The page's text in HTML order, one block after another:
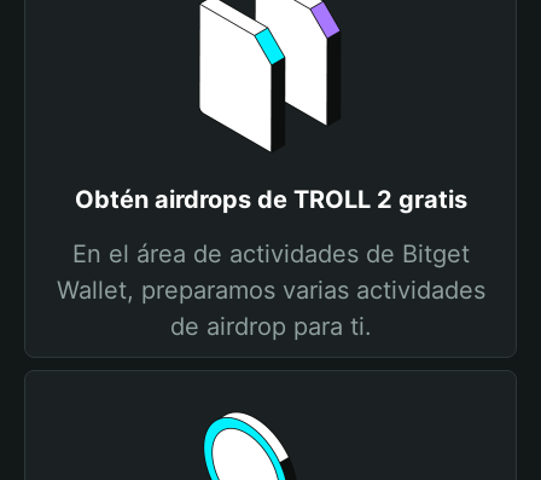
Obtén airdrops de TROLL 2 gratis
En el área de actividades de Bitget
Wallet, preparamos varias actividades
de airdrop para ti.